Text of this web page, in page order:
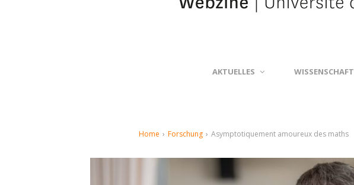
AKTUELLES WISSENSCHAFT
Home › Forschung › Asymptotiquement amoureux des maths